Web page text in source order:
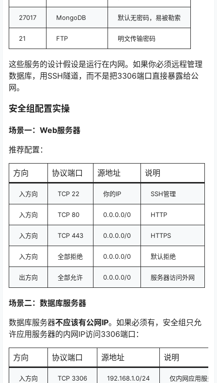
27017 MongoDB 默认无密码，易被勒索
21 FTP 明文传输密码
这些服务的设计假设是运行在内网。如果你必须远程管理
数据库，用SSH隧道，而不是把3306端口直接暴露给公
网。
安全组配置实操
场景一：Web服务器
推荐配置：
方向 协议端口 源地址 说明
入方向 TCP 22 你的IP SSH管理
入方向 TCP 80 0.0.0.0/0 HTTP
入方向 TCP 443 0.0.0.0/0 HTTPS
入方向 全部拒绝 0.0.0.0/0 默认拒绝
出方向 全部允许 0.0.0.0/0 服务器访问外网
场景二：数据库服务器
数据库服务器不应该有公网IP。如果必须有，安全组只允
许应用服务器的内网IP访问3306端口：
方向 协议端口 源地址 说明
入方向 TCP 3306 192.168.1.0/24 仅内网应用服务